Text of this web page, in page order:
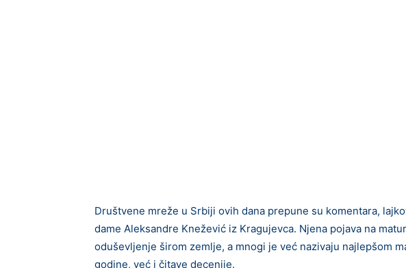
Društvene mreže u Srbiji ovih dana prepune su komentara,
dame Aleksandre Knežević iz Kragujevca. Njena pojava na
oduševljenje širom zemlje, a mnogi je već nazivaju najlepšom
godine, već i čitave decenije.